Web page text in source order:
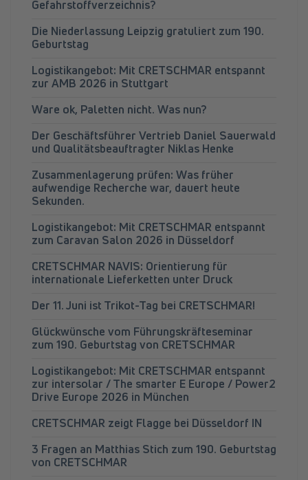
Gefahrstoffverzeichnis?
Die Niederlassung Leipzig gratuliert zum 190.
Geburtstag
Logistikangebot: Mit CRETSCHMAR entspannt
zur AMB 2026 in Stuttgart
Ware ok, Paletten nicht. Was nun?
Der Geschäftsführer Vertrieb Daniel Sauerwald
und Qualitätsbeauftragter Niklas Henke
Zusammenlagerung prüfen: Was früher
aufwendige Recherche war, dauert heute
Sekunden.
Logistikangebot: Mit CRETSCHMAR entspannt
zum Caravan Salon 2026 in Düsseldorf
CRETSCHMAR NAVIS: Orientierung für
internationale Lieferketten unter Druck
Der 11. Juni ist Trikot-Tag bei CRETSCHMAR!
Glückwünsche vom Führungskräfteseminar
zum 190. Geburtstag von CRETSCHMAR
Logistikangebot: Mit CRETSCHMAR entspannt
zur intersolar / The smarter E Europe / Power2
Drive Europe 2026 in München
CRETSCHMAR zeigt Flagge bei Düsseldorf IN
3 Fragen an Matthias Stich zum 190. Geburtstag
von CRETSCHMAR